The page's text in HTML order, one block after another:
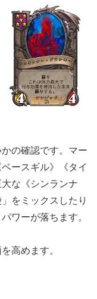
の確認です。マー
ースギル》《タイ
な《シンランナ
をミックスしたり
ワーが落ちます。
高めます。